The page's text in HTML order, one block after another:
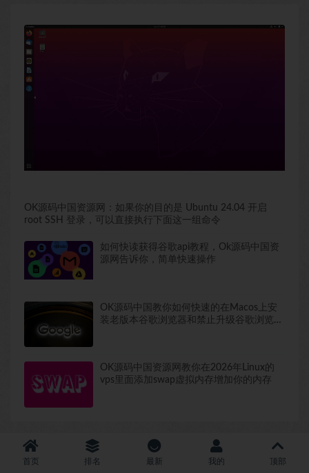
OK源码中国资源网：如果你的目的是 Ubuntu 24.04 开启
root SSH 登录，可以直接执行下面这一组命令
如何快读获得谷歌api教程，Ok源码中国资
源网告诉你，简单快速操作
OK源码中国教你如何快速的在Macos上安
装老版本谷歌浏览器和禁止升级谷歌浏览器
OK源码中国资源网教你在2026年Linux的
vps里面添加swap虚拟内存增加你的内存
销量排行榜
首页 排名 最新 我的 顶部